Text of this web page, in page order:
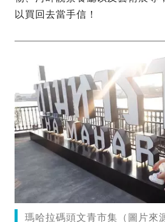
以買回去當手信！
瑪哈拉碼頭文青市集（圖片來